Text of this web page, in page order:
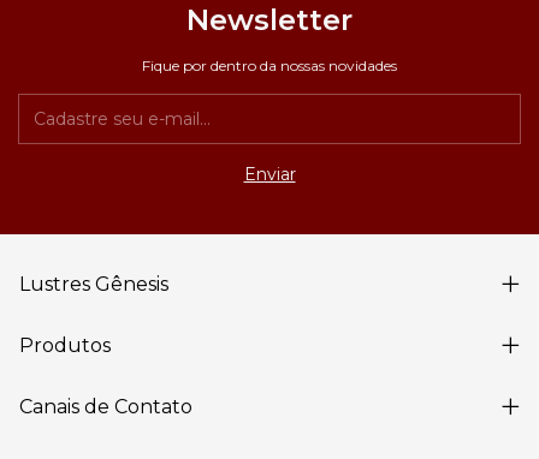
Newsletter
Fique por dentro da nossas novidades
Lustres Gênesis
Produtos
Canais de Contato